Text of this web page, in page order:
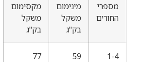
מספרי
החורים
מינימום
משקל
בק"ג
מקסימום
משקל
בק"ג
1-4
59
77